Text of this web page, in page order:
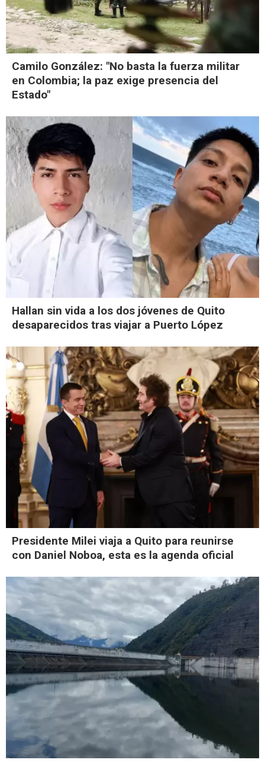
Camilo González: "No basta la fuerza militar
en Colombia; la paz exige presencia del
Estado"
Hallan sin vida a los dos jóvenes de Quito
desaparecidos tras viajar a Puerto López
Presidente Milei viaja a Quito para reunirse
con Daniel Noboa, esta es la agenda oficial